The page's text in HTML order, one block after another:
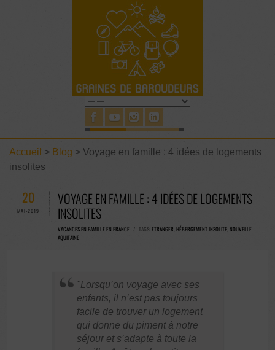
Accueil > Blog > Voyage en famille : 4 idées de logements
insolites
20
MAI-2019
VOYAGE EN FAMILLE : 4 IDÉES DE LOGEMENTS
INSOLITES
VACANCES EN FAMILLE EN FRANCE / TAGS:ETRANGER,HÉBERGEMENT INSOLITE,NOUVELLE
AQUITAINE
Lorsqu’on voyage avec ses
enfants, il n’est pas toujours
facile de trouver un logement
qui donne du piment à notre
séjour et s’adapte à toute la